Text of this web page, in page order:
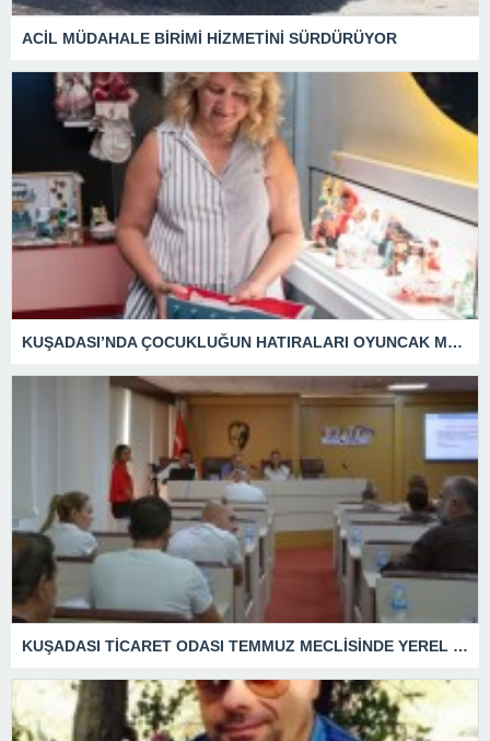
ACİL MÜDAHALE BİRİMİ HİZMETİNİ SÜRDÜRÜYOR
KUŞADASI’NDA ÇOCUKLUĞUN HATIRALARI OYUNCAK MÜZESİNDE HAYAT BULACAK
KUŞADASI TİCARET ODASI TEMMUZ MECLİSİNDE YEREL İŞLETMELERE ANLAMLI DESTEK